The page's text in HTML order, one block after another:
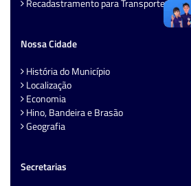
Recadastramento para Transporte Escolar
Nossa Cidade
História do Município
Localização
Economia
Hino, Bandeira e Brasão
Geografia
Secretarias